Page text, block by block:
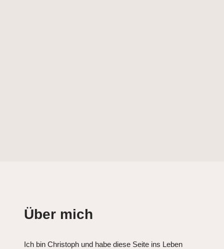
Über mich
Ich bin Christoph und habe diese Seite ins Leben